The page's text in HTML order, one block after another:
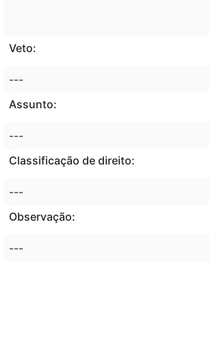
Veto:
---
Assunto:
---
Classificação de direito:
---
Observação:
---